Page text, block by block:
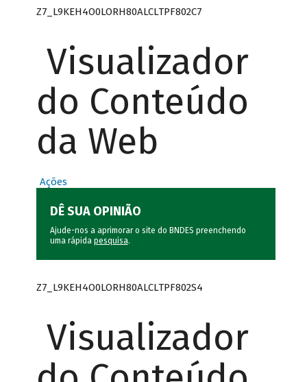
Z7_L9KEH4O0LORH80ALCLTPF802C7
Visualizador
do Conteúdo
da Web
Ações
DÊ SUA OPINIÃO
Ajude-nos a aprimorar o site do BNDES preenchendo
uma rápida pesquisa.
Z7_L9KEH4O0LORH80ALCLTPF802S4
Visualizador